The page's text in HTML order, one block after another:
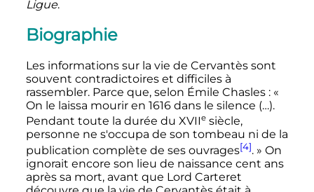
Ligue.
Biographie
Les informations sur la vie de Cervantès sont
souvent contradictoires et difficiles à
rassembler. Parce que, selon Émile Chasles : «
On le laissa mourir en 1616 dans le silence (…).
Pendant toute la durée du XVIIesiècle,
personne ne s'occupa de son tombeau ni de la
publication complète de ses ouvrages[4]. » On
ignorait encore son lieu de naissance cent ans
après sa mort, avant que Lord Carteret